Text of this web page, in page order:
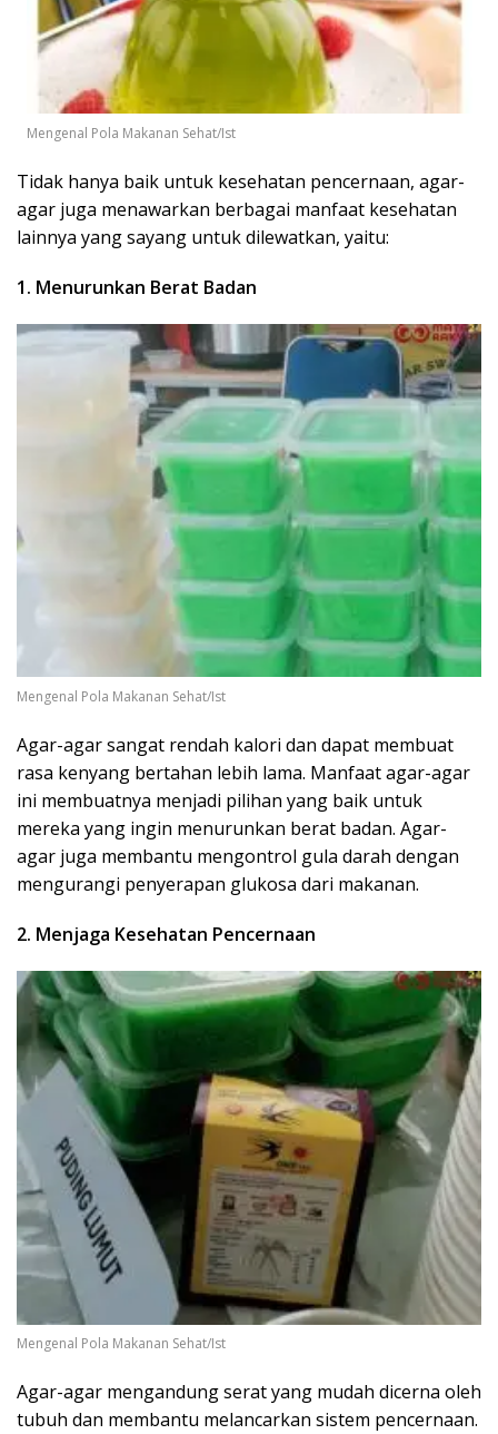
Mengenal Pola Makanan Sehat/Ist
Tidak hanya baik untuk kesehatan pencernaan, agar-
agar juga menawarkan berbagai manfaat kesehatan
lainnya yang sayang untuk dilewatkan, yaitu:
1. Menurunkan Berat Badan
Mengenal Pola Makanan Sehat/Ist
Agar-agar sangat rendah kalori dan dapat membuat
rasa kenyang bertahan lebih lama. Manfaat agar-agar
ini membuatnya menjadi pilihan yang baik untuk
mereka yang ingin menurunkan berat badan. Agar-
agar juga membantu mengontrol gula darah dengan
mengurangi penyerapan glukosa dari makanan.
2. Menjaga Kesehatan Pencernaan
Mengenal Pola Makanan Sehat/Ist
Agar-agar mengandung serat yang mudah dicerna oleh
tubuh dan membantu melancarkan sistem pencernaan.